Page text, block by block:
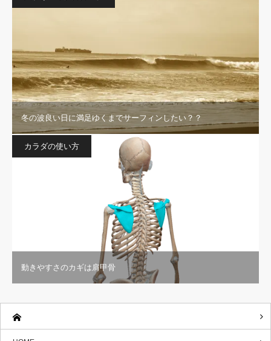
冬の波良い日に満足ゆくまでサーフィンしたい？？
カラダの使い方
動きやすさのカギは肩甲骨